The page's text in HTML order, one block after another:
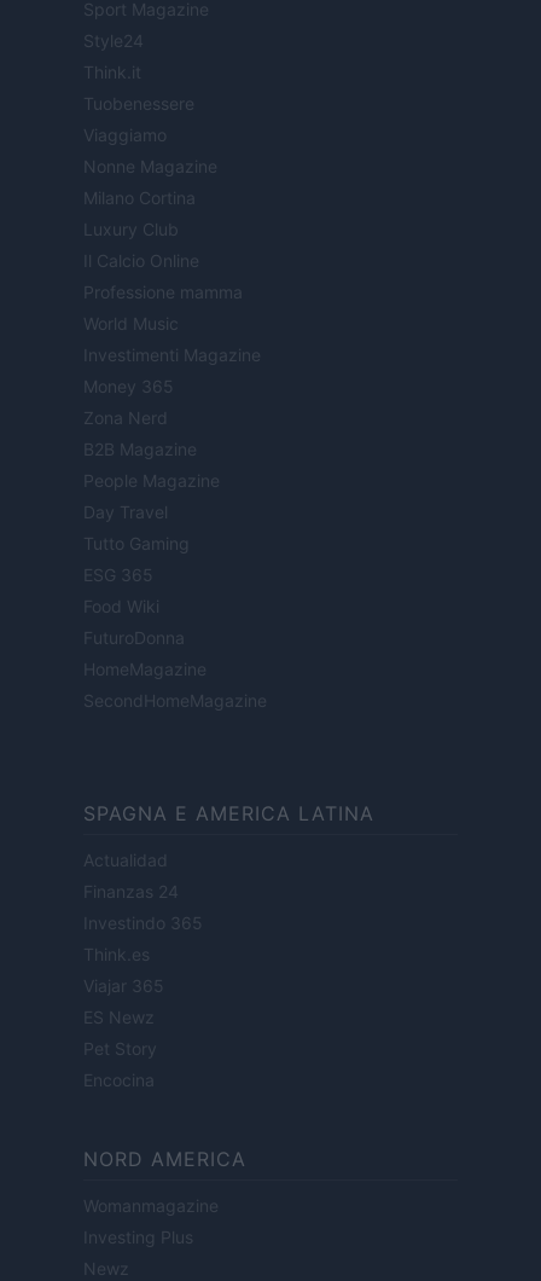
Sport Magazine
Style24
Think.it
Tuobenessere
Viaggiamo
Nonne Magazine
Milano Cortina
Luxury Club
Il Calcio Online
Professione mamma
World Music
Investimenti Magazine
Money 365
Zona Nerd
B2B Magazine
People Magazine
Day Travel
Tutto Gaming
ESG 365
Food Wiki
FuturoDonna
HomeMagazine
SecondHomeMagazine
SPAGNA E AMERICA LATINA
Actualidad
Finanzas 24
Investindo 365
Think.es
Viajar 365
ES Newz
Pet Story
Encocina
NORD AMERICA
Womanmagazine
Investing Plus
Newz